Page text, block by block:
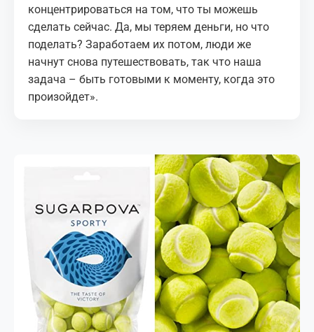
концентрироваться на том, что ты можешь
сделать сейчас. Да, мы теряем деньги, но что
поделать? Заработаем их потом, люди же
начнут снова путешествовать, так что наша
задача – быть готовыми к моменту, когда это
произойдет».